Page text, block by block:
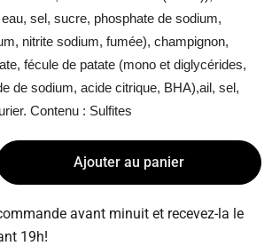
sel, sucre, phosphate de sodium,
nitrite sodium, fumée), champignon,
, fécule de patate (mono et diglycérides,
de sodium, acide citrique, BHA),ail, sel,
Contenu : Sulfites
pour Bœuf bourguignon - 1
la quantité pour Bœuf
Ajouter au panier
avant minuit et recevez-la le
19h!